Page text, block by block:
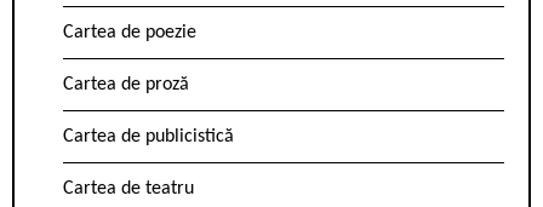
Cartea de poezie
Cartea de proză
Cartea de publicistică
Cartea de teatru